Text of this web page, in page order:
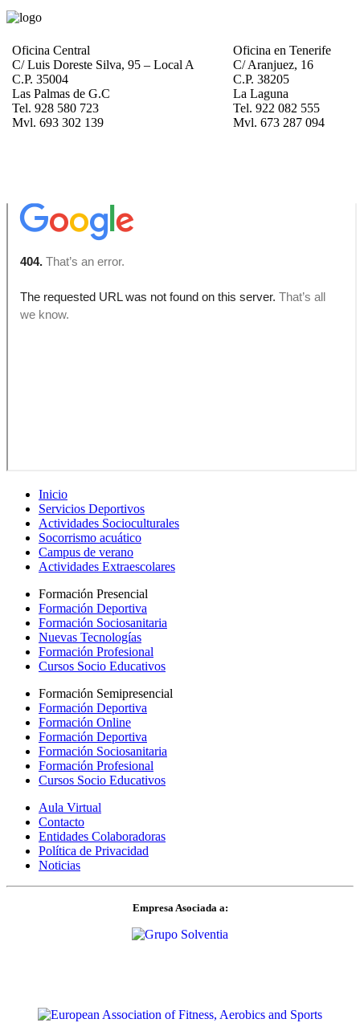
Oficina Central
C/ Luis Doreste Silva, 95 – Local A
C.P. 35004
Las Palmas de G.C
Tel. 928 580 723
Mvl. 693 302 139
Oficina en Tenerife
C/ Aranjuez, 16
C.P. 38205
La Laguna
Tel. 922 082 555
Mvl. 673 287 094
Inicio
Servicios Deportivos
Actividades Socioculturales
Socorrismo acuático
Campus de verano
Actividades Extraescolares
Formación Presencial
Formación Deportiva
Formación Sociosanitaria
Nuevas Tecnologías
Formación Profesional
Cursos Socio Educativos
Formación Semipresencial
Formación Deportiva
Formación Online
Formación Deportiva
Formación Sociosanitaria
Formación Profesional
Cursos Socio Educativos
Aula Virtual
Contacto
Entidades Colaboradoras
Política de Privacidad
Noticias
Empresa Asociada a: